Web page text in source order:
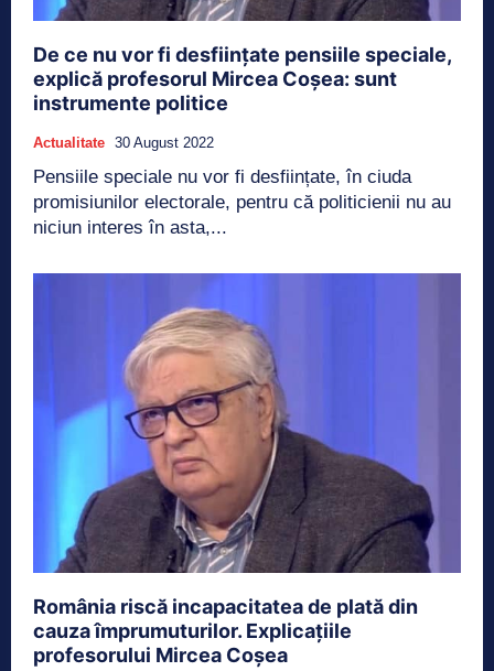
De ce nu vor fi desființate pensiile speciale,
explică profesorul Mircea Coșea: sunt
instrumente politice
Actualitate 30 August 2022
Pensiile speciale nu vor fi desființate, în ciuda
promisiunilor electorale, pentru că politicienii nu au
niciun interes în asta,...
România riscă incapacitatea de plată din
cauza împrumuturilor. Explicațiile
profesorului Mircea Coșea